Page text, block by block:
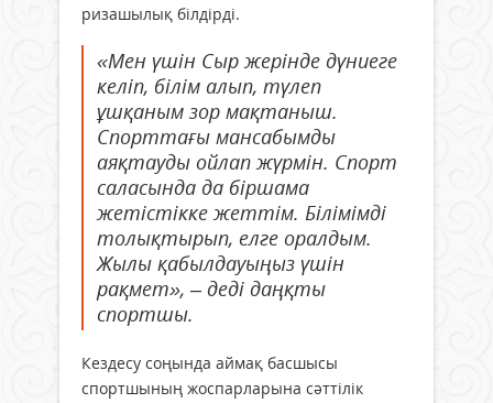
ризашылық білдірді.
«Мен үшін Сыр жерінде дүниеге
келіп, білім алып, түлеп
ұшқаным зор мақтаныш.
Спорттағы мансабымды
аяқтауды ойлап жүрмін. Спорт
саласында да біршама
жетістікке жеттім. Білімімді
толықтырып, елге оралдым.
Жылы қабылдауыңыз үшін
рақмет», – деді даңқты
спортшы.
Кездесу соңында аймақ басшысы
спортшының жоспарларына сәттілік